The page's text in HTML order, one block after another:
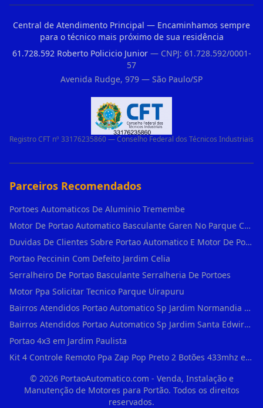
Central de Atendimento Principal — Encaminhamos sempre
para o técnico mais próximo de sua residência
61.728.592 Roberto Policicio Junior— CNPJ: 61.728.592/0001-
57
Avenida Rudge, 979 — São Paulo/SP
Registro CFT nº 33176235860 — Conselho Federal dos Técnicos Industriais
Parceiros Recomendados
Portoes Automaticos De Aluminio Tremembe
Motor De Portao Automatico Basculante Garen No Parque Colonial
Duvidas De Clientes Sobre Portao Automatico E Motor De Portao Motor Basculante Seg
Portao Peccinin Com Defeito Jardim Celia
Serralheiro De Portao Basculante Serralheria De Portoes
Motor Ppa Solicitar Tecnico Parque Uirapuru
Bairros Atendidos Portao Automatico Sp Jardim Normandia Guarulhos Sp Motor Para Portao Automatico Eletronico
Bairros Atendidos Portao Automatico Sp Jardim Santa Edwirges Guarulhos Sp Motor Para Portao Automatico Eletronico
Portao 4x3 em Jardim Paulista
Kit 4 Controle Remoto Ppa Zap Pop Preto 2 Botões 433mhz em Pari
© 2026PortaoAutomatico.com - Venda, Instalação e
Manutenção de Motores para Portão. Todos os direitos
reservados.